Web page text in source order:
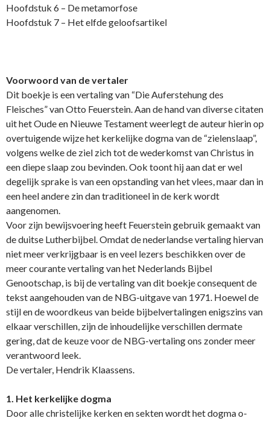
Hoofdstuk 6 – De metamorfose
Hoofdstuk 7 – Het elfde geloofsartikel
Voorwoord van de vertaler
Dit boekje is een vertaling van “Die Auferstehung des
Fleisches” van Otto Feuerstein. Aan de hand van diverse citaten
uit het Oude en Nieuwe Testament weerlegt de auteur hierin op
overtuigende wijze het kerkelijke dogma van de “zielenslaap”,
volgens welke de ziel zich tot de wederkomst van Christus in
een diepe slaap zou bevinden. Ook toont hij aan dat er wel
degelijk sprake is van een opstanding van het vlees, maar dan in
een heel andere zin dan traditioneel in de kerk wordt
aangenomen.
Voor zijn bewijsvoering heeft Feuerstein gebruik gemaakt van
de duitse Lutherbijbel. Omdat de nederlandse vertaling hiervan
niet meer verkrijgbaar is en veel lezers beschikken over de
meer courante vertaling van het Nederlands Bijbel
Genootschap, is bij de vertaling van dit boekje consequent de
tekst aangehouden van de NBG-uitgave van 1971. Hoewel de
stijl en de woordkeus van beide bijbelvertalingen enigszins van
elkaar verschillen, zijn de inhoudelijke verschillen dermate
gering, dat de keuze voor de NBG-vertaling o­ns zonder meer
verantwoord leek.
De vertaler, Hendrik Klaassens.
1. Het kerkelijke dogma
Door alle christelijke kerken en sekten wordt het dogma o­